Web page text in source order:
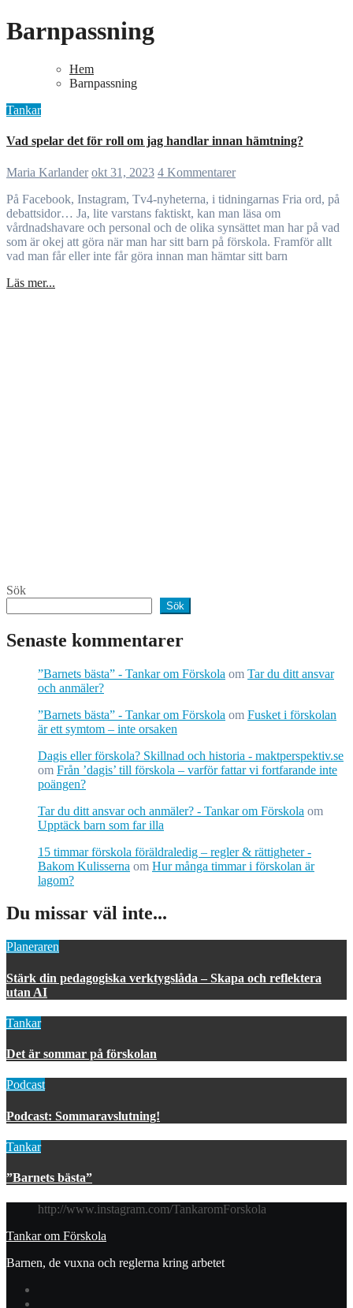
Barnpassning
Hem
Barnpassning
Tankar
Vad spelar det för roll om jag handlar innan hämtning?
Maria Karlander okt 31, 2023 4 Kommentarer
På Facebook, Instagram, Tv4-nyheterna, i tidningarnas Fria ord, på
debattsidor… Ja, lite varstans faktiskt, kan man läsa om
vårdnadshavare och personal och de olika synsättet man har på vad
som är okej att göra när man har sitt barn på förskola. Framför allt
vad man får eller inte får göra innan man hämtar sitt barn
Läs mer...
Sök
Sök
Senaste kommentarer
”Barnets bästa” - Tankar om Förskola om Tar du ditt ansvar
och anmäler?
”Barnets bästa” - Tankar om Förskola om Fusket i förskolan
är ett symtom – inte orsaken
Dagis eller förskola? Skillnad och historia - maktperspektiv.se
om Från ’dagis’ till förskola – varför fattar vi fortfarande inte
poängen?
Tar du ditt ansvar och anmäler? - Tankar om Förskola om
Upptäck barn som far illa
15 timmar förskola föräldraledig – regler & rättigheter -
Bakom Kulisserna om Hur många timmar i förskolan är
lagom?
Du missar väl inte...
Planeraren
Stärk din pedagogiska verktygslåda – Skapa och reflektera
utan AI
Tankar
Det är sommar på förskolan
Podcast
Podcast: Sommaravslutning!
Tankar
”Barnets bästa”
http://www.instagram.com/TankaromForskola
Tankar om Förskola
Barnen, de vuxna och reglerna kring arbetet